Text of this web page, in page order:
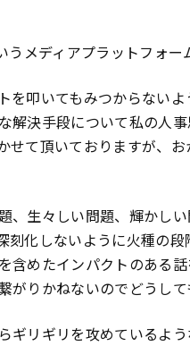
メディアプラットフォー
を叩いてもみつからない
解決手段について私の人
せて頂いておりますが、
、生々しい問題、輝かし
刻化しないように火種の
含めたインパクトのある
がりかねないのでどうし
ギリギリを攻めているよ